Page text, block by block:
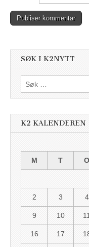
SØK I K2NYTT
Søk
etter:
K2 KALENDEREN
M
T O
2 3 4
9 10 11
16 17